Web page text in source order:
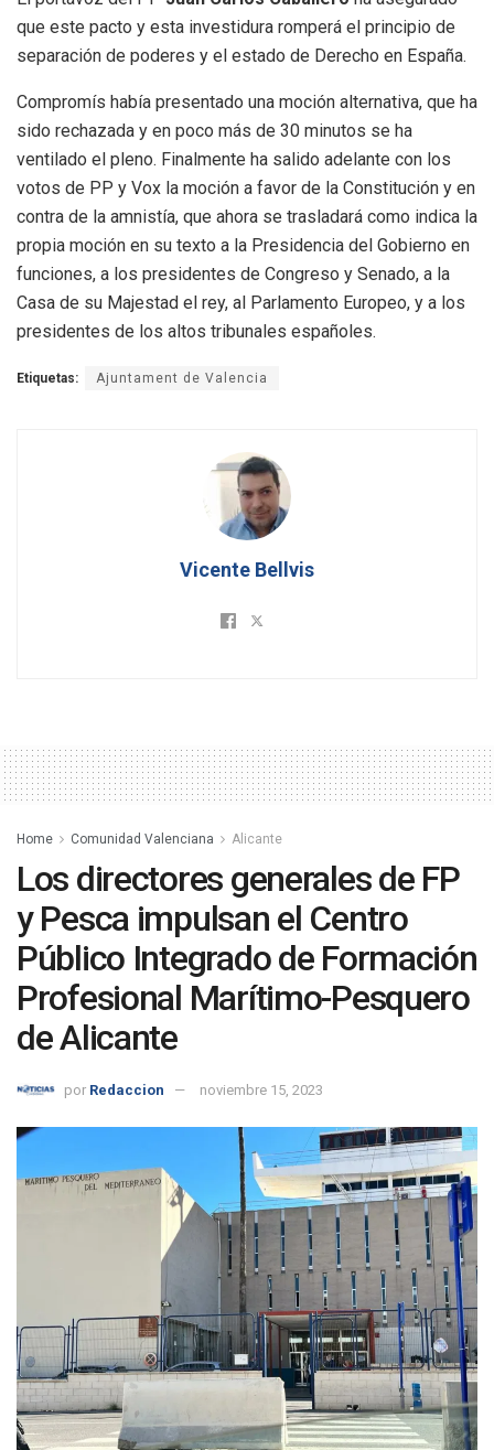
que este pacto y esta investidura romperá el principio de
separación de poderes y el estado de Derecho en España.
Compromís había presentado una moción alternativa, que ha
sido rechazada y en poco más de 30 minutos se ha
ventilado el pleno. Finalmente ha salido adelante con los
votos de PP y Vox la moción a favor de la Constitución y en
contra de la amnistía, que ahora se trasladará como indica la
propia moción en su texto a la Presidencia del Gobierno en
funciones, a los presidentes de Congreso y Senado, a la
Casa de su Majestad el rey, al Parlamento Europeo, y a los
presidentes de los altos tribunales españoles.
Etiquetas: Ajuntament de Valencia
Vicente Bellvis
Home Comunidad Valenciana Alicante
Los directores generales de FP
y Pesca impulsan el Centro
Público Integrado de Formación
Profesional Marítimo-Pesquero
de Alicante
por Redaccion noviembre 15, 2023